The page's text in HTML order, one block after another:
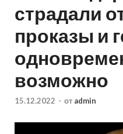
страдали
проказы и
возможно
15.12.2022 - от admin